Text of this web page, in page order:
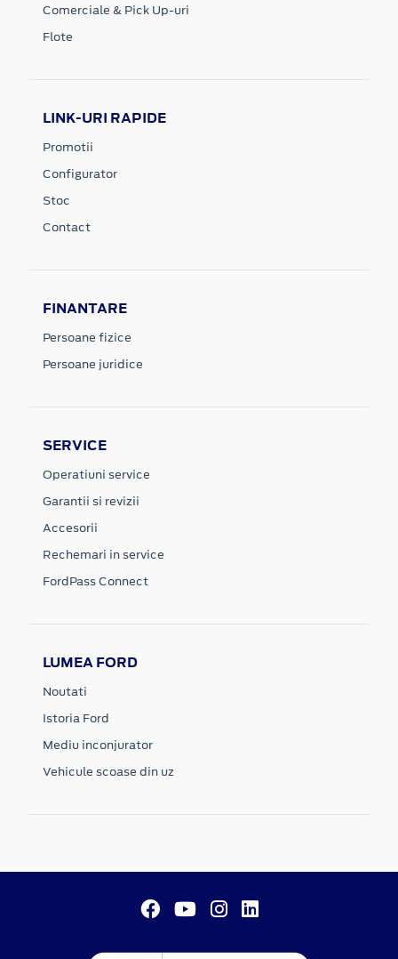
Comerciale & Pick Up-uri
Flote
LINK-URI RAPIDE
Promotii
Configurator
Stoc
Contact
FINANTARE
Persoane fizice
Persoane juridice
SERVICE
Operatiuni service
Garantii si revizii
Accesorii
Rechemari in service
FordPass Connect
LUMEA FORD
Noutati
Istoria Ford
Mediu inconjurator
Vehicule scoase din uz